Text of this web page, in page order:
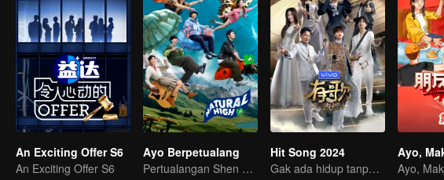
An Exciting Offer S6
An Exciting Offer S6
Ayo Berpetualang
Pertualangan Shen Teng & teman-teman
Hit Song 2024
Gak ada hidup tanpa musik!
Ayo,
Ayo,